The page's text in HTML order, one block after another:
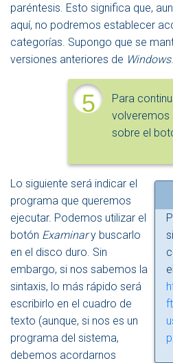
paréntesis. Esto significa que,
aquí, no podremos establecer
categorías. Supongo que se
versiones anteriores de Windows.
5
Para
volveremos
sobre el
Lo siguiente será indicar el
programa que queremos
ejecutar. Podemos utilizar el
botón Examinary buscarlo
en el disco duro. Sin
embargo, si nos sabemos la
sintaxis, lo más rápido será
escribirlo en el cuadro de
texto (aunque, si nos es un
programa del sistema,
debemos acordarnos